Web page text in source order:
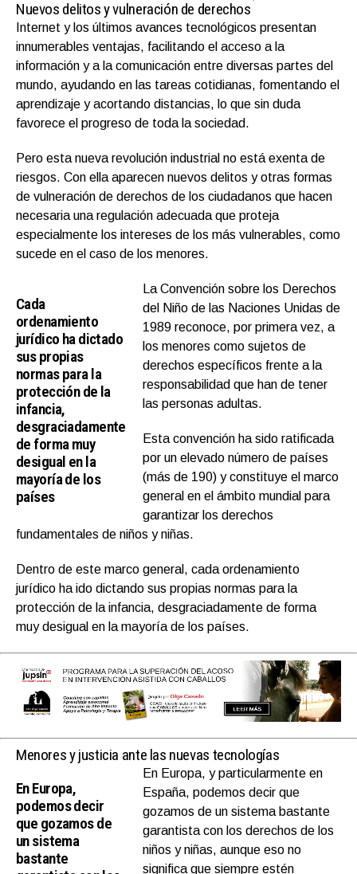
Nuevos delitos y vulneración de derechos
Internet y los últimos avances tecnológicos presentan
innumerables ventajas, facilitando el acceso a la
información y a la comunicación entre diversas partes del
mundo, ayudando en las tareas cotidianas, fomentando el
aprendizaje y acortando distancias, lo que sin duda
favorece el progreso de toda la sociedad.
Pero esta nueva revolución industrial no está exenta de
riesgos. Con ella aparecen nuevos delitos y otras formas
de vulneración de derechos de los ciudadanos que hacen
necesaria una regulación adecuada que proteja
especialmente los intereses de los más vulnerables, como
sucede en el caso de los menores.
Cada
ordenamiento
jurídico ha dictado
sus propias
normas para la
protección de la
infancia,
desgraciadamente
de forma muy
desigual en la
mayoría de los
países
La Convención sobre los Derechos
del Niño de las Naciones Unidas de
1989 reconoce, por primera vez, a
los menores como sujetos de
derechos específicos frente a la
responsabilidad que han de tener
las personas adultas.
Esta convención ha sido ratificada
por un elevado número de países
(más de 190) y constituye el marco
general en el ámbito mundial para
garantizar los derechos
fundamentales de niños y niñas.
Dentro de este marco general, cada ordenamiento
jurídico ha ido dictando sus propias normas para la
protección de la infancia, desgraciadamente de forma
muy desigual en la mayoría de los países.
Menores y justicia ante las nuevas tecnologías
En Europa,
podemos decir
que gozamos de
un sistema
bastante
En Europa, y particularmente en
España, podemos decir que
gozamos de un sistema bastante
garantista con los derechos de los
niños y niñas, aunque eso no
significa que siempre estén